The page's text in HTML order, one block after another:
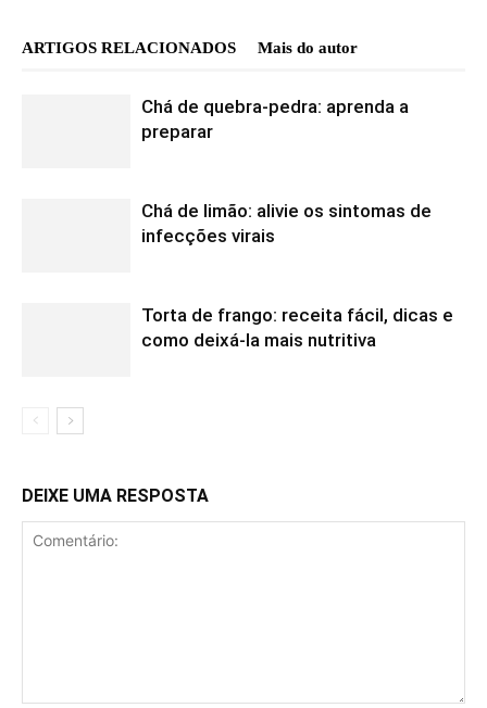
ARTIGOS RELACIONADOS Mais do autor
Chá de quebra-pedra: aprenda a
preparar
Chá de limão: alivie os sintomas de
infecções virais
Torta de frango: receita fácil, dicas e
como deixá-la mais nutritiva
DEIXE UMA RESPOSTA